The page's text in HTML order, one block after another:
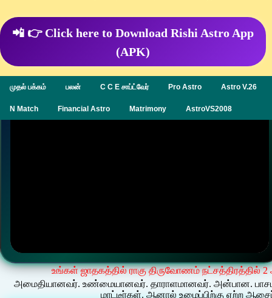
📲 👉 Click here to Download Rishi Astro App
(APK)
முதல் பக்கம் பலன் C C E சாப்ட்வேர் Pro Astro Astro V.26
N Match Financial Astro Matrimony AstroVS2008
உங்கள் ஜாதகத்தில் ராகு திருவோணம் நட்சத்திரத்தில்
அமைதியானவர். உண்மையானவர். தாராளமானவர். அன்பான.
மாட்டீர்கள். ஆனால் உழைப்பிற்கு ஏற்ற